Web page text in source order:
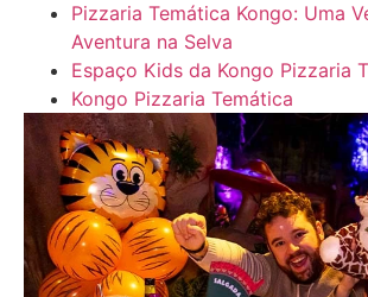
Pizzaria Temática Kongo: Uma
Aventura na Selva
Espaço Kids da Kongo Pizzaria
Kongo Pizzaria Temática